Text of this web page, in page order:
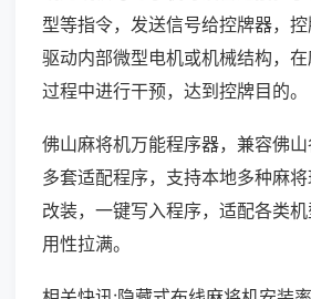
型等指令，发送信号给控牌器，
驱动内部微型电机或机械结构，
过程中进行干预，达到控牌目的。
佛山麻将机万能程序器，兼容佛
多套适配程序，支持本地多种麻
改装，一键写入程序，适配各类
用性拉满。